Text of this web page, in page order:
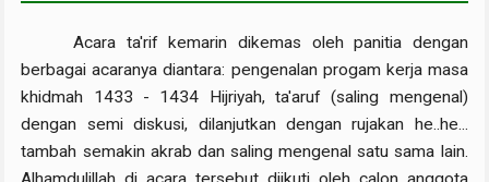
Acara ta'rif kemarin dikemas oleh panitia dengan
berbagai acaranya diantara: pengenalan progam kerja masa
khidmah 1433 - 1434 Hijriyah, ta'aruf (saling mengenal)
dengan semi diskusi, dilanjutkan dengan rujakan he..he...
tambah semakin akrab dan saling mengenal satu sama lain.